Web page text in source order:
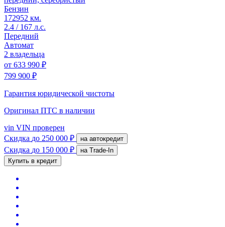
Бензин
172952 км.
2.4 / 167 л.с.
Передний
Автомат
2 владельца
от 633 990 ₽
799 900 ₽
Гарантия юридической чистоты
Оригинал ПТС в наличии
vin VIN проверен
Скидка до 250 000 ₽ на автокредит
Скидка до 150 000 ₽
на Trade-In
Купить в кредит